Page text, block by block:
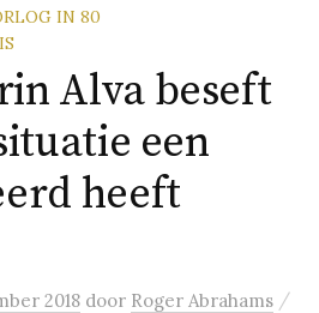
IN 80
Alva beseft
een
heeft
2018 door Roger Abrahams /